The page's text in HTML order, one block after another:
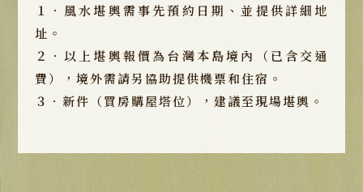
１．風水堪輿需事先預約日期、並提供詳細地
址。
２．以上堪輿報價為台灣本島境內（已含交通
費），境外需請另協助提供機票和住宿。
３．新件（買房購屋塔位），建議至現場堪輿。